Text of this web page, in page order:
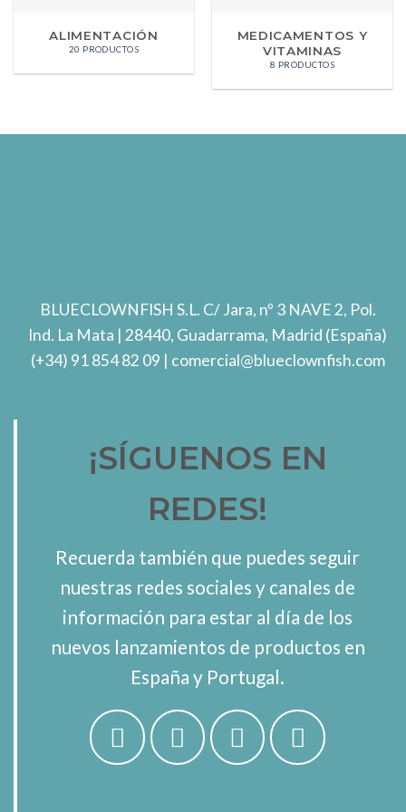
ALIMENTACIÓN
20 PRODUCTOS
MEDICAMENTOS Y
VITAMINAS
8 PRODUCTOS
BLUECLOWNFISH S.L. C/ Jara, nº 3 NAVE 2, Pol.
Ind. La Mata | 28440, Guadarrama, Madrid (España)
(+34) 91 854 82 09 | comercial@blueclownfish.com
¡SÍGUENOS EN
REDES!
Recuerda también que puedes seguir
nuestras redes sociales y canales de
información para estar al día de los
nuevos lanzamientos de productos en
España y Portugal.